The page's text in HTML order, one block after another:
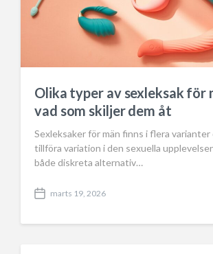
Olika typer av sexleksak för
vad som skiljer dem åt
Sexleksaker för män finns i flera varianter
tillföra variation i den sexuella
både diskreta alternativ…
P
s
marts 19, 2026